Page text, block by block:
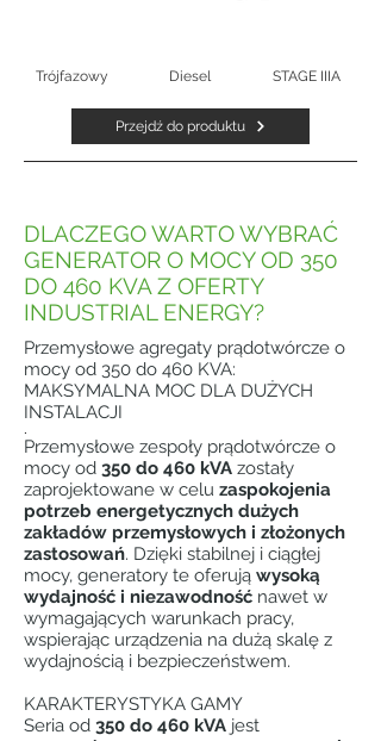
Trójfazowy Diesel STAGE IIIA
Przejdź do produktu
DLACZEGO WARTO WYBRAĆ
GENERATOR O MOCY OD 350
DO 460 KVA Z OFERTY
INDUSTRIAL ENERGY?
Przemysłowe agregaty prądotwórcze o
mocy od 350 do 460 KVA:
MAKSYMALNA MOC DLA DUŻYCH
INSTALACJI
Przemysłowe zespoły prądotwórcze o
mocy od 350 do 460 kVA zostały
zaprojektowane w celu zaspokojenia
potrzeb energetycznych dużych
zakładów przemysłowych i złożonych
zastosowań. Dzięki stabilnej i ciągłej
mocy, generatory te oferują wysoką
wydajność i niezawodność nawet w
wymagających warunkach pracy,
wspierając urządzenia na dużą skalę z
wydajnością i bezpieczeństwem.
KARAKTERYSTYKA GAMY
Seria od 350 do 460 kVA jest